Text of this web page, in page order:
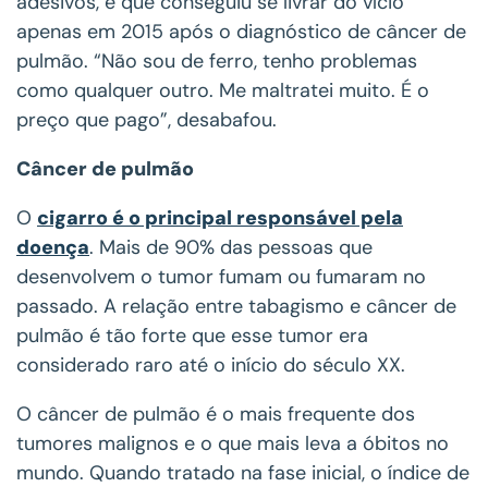
apenas em 2015 após o diagnóstico de câncer de
pulmão. “Não sou de ferro, tenho problemas
como qualquer outro. Me maltratei muito. É o
preço que pago”, desabafou.
Câncer de pulmão
O cigarro é o principal responsável pela
doença. Mais de 90% das pessoas que
desenvolvem o tumor fumam ou fumaram no
passado. A relação entre tabagismo e câncer de
pulmão é tão forte que esse tumor era
considerado raro até o início do século XX.
O câncer de pulmão é o mais frequente dos
tumores malignos e o que mais leva a óbitos no
mundo. Quando tratado na fase inicial, o índice de